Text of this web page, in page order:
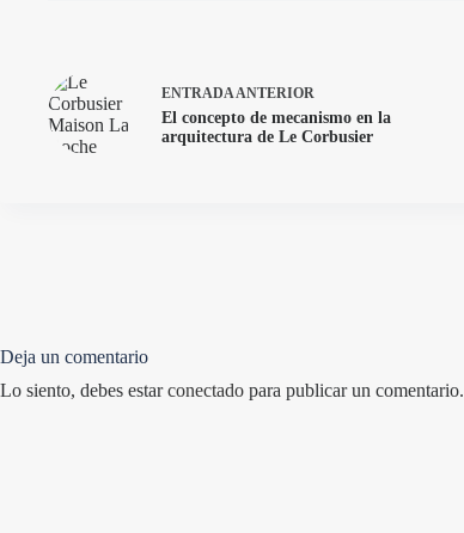
ENTRADAANTERIOR
El concepto de mecanismo en la
arquitectura de Le Corbusier
Deja un comentario
Lo siento, debes estarconectado para publicar un comentario.